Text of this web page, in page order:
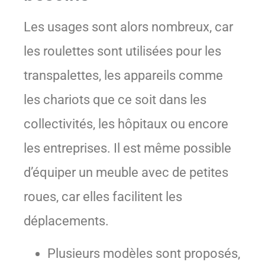
Les usages sont alors nombreux, car
les roulettes sont utilisées pour les
transpalettes, les appareils comme
les chariots que ce soit dans les
collectivités, les hôpitaux ou encore
les entreprises. Il est même possible
d’équiper un meuble avec de petites
roues, car elles facilitent les
déplacements.
Plusieurs modèles sont proposés,